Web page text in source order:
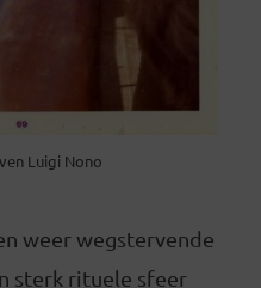
Luigi Nono
weer wegstervende
sterk rituele sfeer